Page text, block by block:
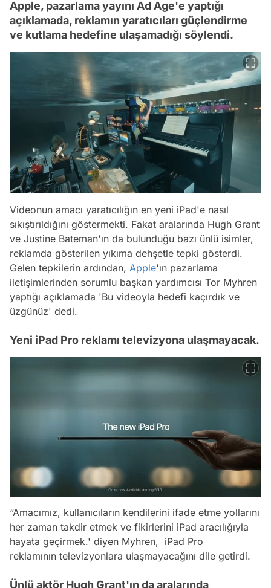
Apple, pazarlama yayını Ad Age'e yaptığı
açıklamada, reklamın yaratıcıları güçlendirme
ve kutlama hedefine ulaşamadığı söylendi.
Videonun amacı yaratıcılığın en yeni iPad'e nasıl
sıkıştırıldığını göstermekti. Fakat aralarında Hugh Grant
ve Justine Bateman'ın da bulunduğu bazı ünlü isimler,
reklamda gösterilen yıkıma dehşetle tepki gösterdi.
Gelen tepkilerin ardından, Apple'ın pazarlama
iletişimlerinden sorumlu başkan yardımcısı Tor Myhren
yaptığı açıklamada 'Bu videoyla hedefi kaçırdık ve
üzgünüz' dedi.
Yeni iPad Pro reklamı televizyona ulaşmayacak.
“Amacımız, kullanıcıların kendilerini ifade etme yollarını
her zaman takdir etmek ve fikirlerini iPad aracılığıyla
hayata geçirmek.' diyen Myhren, iPad Pro
reklamının televizyonlara ulaşmayacağını dile getirdi.
Ünlü aktör Hugh Grant'ın da aralarında